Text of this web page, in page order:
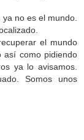
no es el mundo.
el mundo
así como pidiendo
ya lo avisamos.
Somos unos